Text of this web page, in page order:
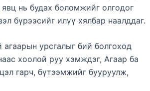
нь будах боломжийг олгодог
бүрээсийг илүү хялбар наалддаг.
урсгалыг бий болгоход
хоолой руу хэмждэг, Агаар ба
гарч, бүтээмжийг бууруулж,